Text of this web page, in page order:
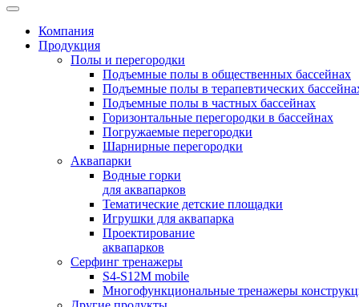
Компания
Продукция
Полы и перегородки
Подъемные полы в общественных бассейнах
Подъемные полы в терапевтических
Подъемные полы в частных бассейнах
Горизонтальные перегородки в бассейнах
Погружаемые перегородки
Шарнирные перегородки
Аквапарки
Водные горки
для аквапарков
Тематические детские площадки
Игрушки для аквапарка
Проектирование
аквапарков
Серфинг тренажеры
S4-S12M mobile
Многофункциональные тренажеры